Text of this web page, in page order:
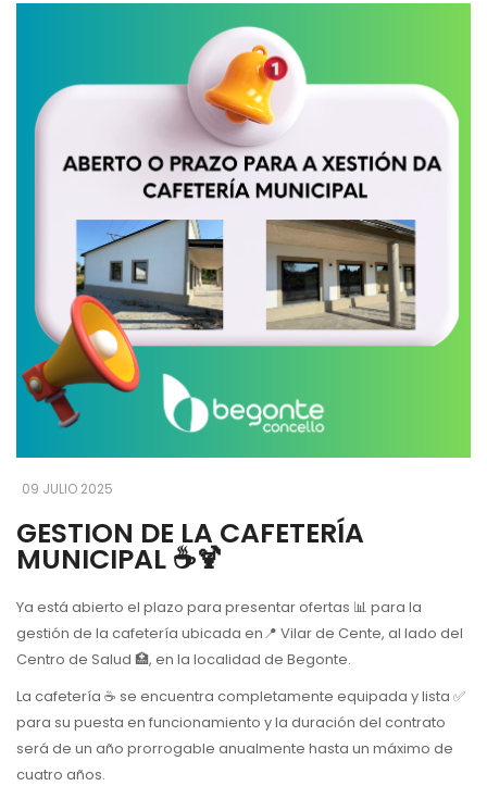
09 JULIO 2025
GESTION DE LA CAFETERÍA
MUNICIPAL ☕🍹
Ya está abierto el plazo para presentar ofertas 📊 para la
gestión de la cafetería ubicada en📍 Vilar de Cente, al lado del
Centro de Salud 🏥, en la localidad de Begonte.
La cafetería ☕ se encuentra completamente equipada y lista ✅
para su puesta en funcionamiento y la duración del contrato
será de un año prorrogable anualmente hasta un máximo de
cuatro años.